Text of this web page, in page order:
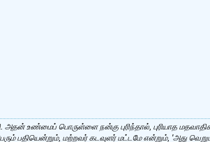
உண்மைப் பொருள்ளை நன்கு புரிந்தால், புரியாத
பதியென்றும், மற்றவர் கடவுளர் மட்டமே என்றும், 'அது